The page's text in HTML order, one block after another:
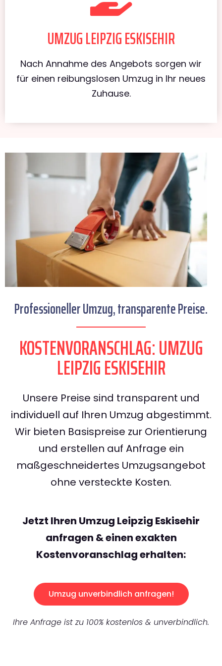
UMZUG LEIPZIG ESKISEHIR
Nach Annahme des Angebots sorgen wir
für einen reibungslosen Umzug in Ihr neues
Zuhause.
Professioneller Umzug, transparente Preise.
KOSTENVORANSCHLAG: UMZUG
LEIPZIG ESKISEHIR
Unsere Preise sind transparent und
individuell auf Ihren Umzug abgestimmt.
Wir bieten Basispreise zur Orientierung
und erstellen auf Anfrage ein
maßgeschneidertes Umzugsangebot
ohne versteckte Kosten.
Jetzt Ihren Umzug Leipzig Eskisehir
anfragen & einen exakten
Kostenvoranschlag erhalten:
Umzug unverbindlich anfragen!
Ihre Anfrage ist zu 100% kostenlos & unverbindlich.